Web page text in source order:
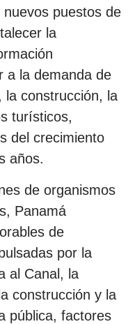
puestos de
la
a la demanda de
la construcción, la
turísticos,
del crecimiento
años.
de organismos
Panamá
de
por la
al Canal, la
construcción y la
pública, factores